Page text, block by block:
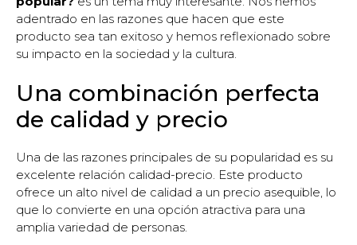
adentrado en las razones que hacen que este
producto sea tan exitoso y hemos reflexionado sobre
su impacto en la sociedad y la cultura.
Una combinación perfecta
de calidad y precio
Una de las razones principales de su popularidad es su
excelente relación calidad-precio. Este producto
ofrece un alto nivel de calidad a un precio asequible, lo
que lo convierte en una opción atractiva para una
amplia variedad de personas.